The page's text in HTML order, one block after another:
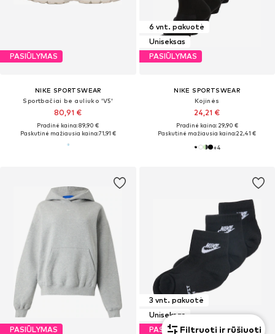
PASIŪLYMAS
NIKE SPORTSWEAR
Sportbačiai be auliuko 'V5'
80,91 €
Pradinė kaina: 89,90 €
Paskutinė mažiausia kaina:71,91 €
6 vnt. pakuotė
Uniseksas
PASIŪLYMAS
NIKE SPORTSWEAR
Kojinės
24,21 €
Pradinė kaina: 29,90 €
Paskutinė mažiausia kaina:22,41 €
+4
PASIŪLYMAS
3 vnt. pakuotė
Uniseksas
PASIŪLYMASFiltruoti ir rūšiuoti